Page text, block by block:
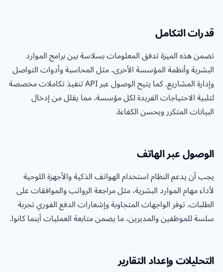
قدرات التكامل
تضمن هذه الميزة تدفق المعلومات بسلاسة بين برامج الموارد
البشرية وأنظمة المؤسسة الأخرى، مثل المحاسبة وأدوات التواصل
وإدارة المشاريع. كما يتيح الوصول عبر API تنفيذ تكاملات مخصصة
لتلبية الاحتياجات الفريدة لكل مؤسسة، مما يقلل من إدخال
البيانات المتكرر ويحسن الكفاءة.
الوصول عبر الهاتف
يجب أن يدعم النظام استخدام الهواتف الذكية والأجهزة اللوحية
لأداء مهام الموارد البشرية، مثل مراجعة الرواتب والموافقات على
الطلبات. توفر الواجهات المتجاوبة وإشعارات الدفع الفوري تجربة
سلسة للموظفين والمديرين، ما يضمن متابعة العمليات أينما كانوا.
التحليلات وإعداد التقارير